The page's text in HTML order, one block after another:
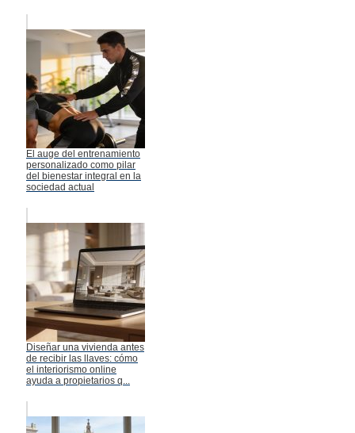
El auge del entrenamiento
personalizado como pilar
del bienestar integral en la
sociedad actual
Diseñar una vivienda antes
de recibir las llaves: cómo
el interiorismo online
ayuda a propietarios q...